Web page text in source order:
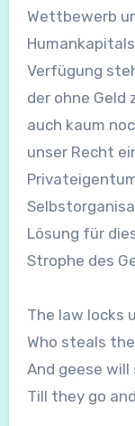
Wettbewerb
Verfügung
der ohne
auch kaum
unser Recht
Lösung für
Strophe des
The law locks
Who steals
And geese
Till they go